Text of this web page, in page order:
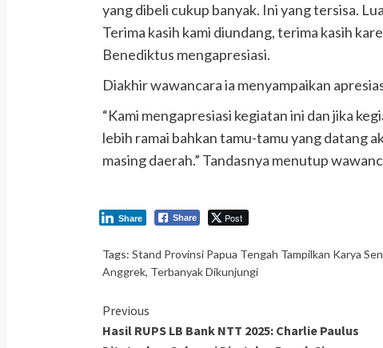
yang dibeli cukup banyak. Ini yang tersisa.
Terima kasih kami diundang, terima kasih
Benediktus mengapresiasi.
Diakhir wawancara ia menyampaikan
“Kami mengapresiasi kegiatan ini dan jika
lebih ramai bahkan tamu-tamu yang datang
masing daerah.” Tandasnya menutup
Share Post
Share
Tags: Stand Provinsi Papua Tengah Tampilkan Karya
Anggrek, Terbanyak Dikunjungi
Continue
Reading
Previous
Hasil RUPS LB Bank NTT 2025: Charlie Paulus